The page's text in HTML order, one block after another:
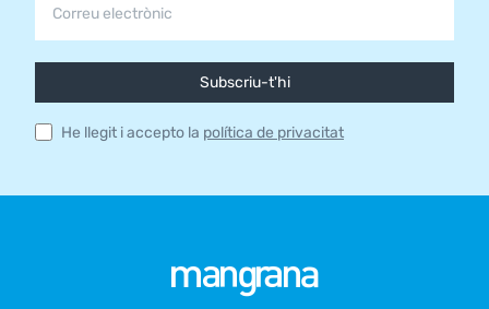
Subscriu-t'hi
He llegit i accepto la política de privacitat